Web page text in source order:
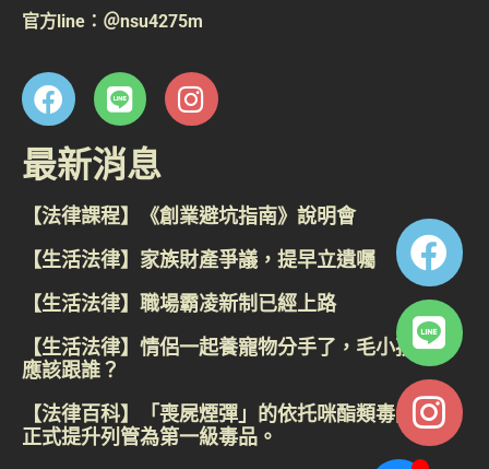
官方line：＠nsu4275m
最新消息
【法律課程】《創業避坑指南》說明會
【生活法律】家族財產爭議，提早立遺囑
【生活法律】職場霸凌新制已經上路
【生活法律】情侶一起養寵物分手了，毛小孩到底
應該跟誰？
【法律百科】「喪屍煙彈」的依托咪酯類毒品，已
正式提升列管為第一級毒品。